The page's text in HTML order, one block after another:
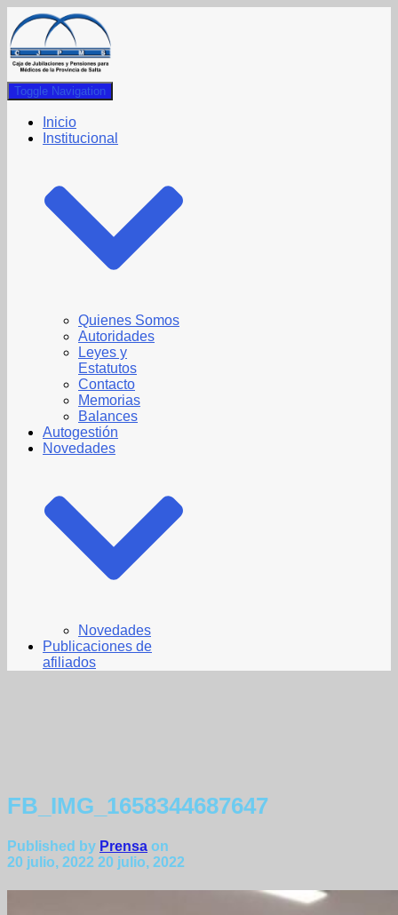
Toggle Navigation
Inicio
Institucional
Quienes Somos
Autoridades
Leyes y
Estatutos
Contacto
Memorias
Balances
Autogestión
Novedades
Novedades
Publicaciones de
afiliados
FB_IMG_1658344687647
Published by Prensa on
20 julio, 2022 20 julio, 2022